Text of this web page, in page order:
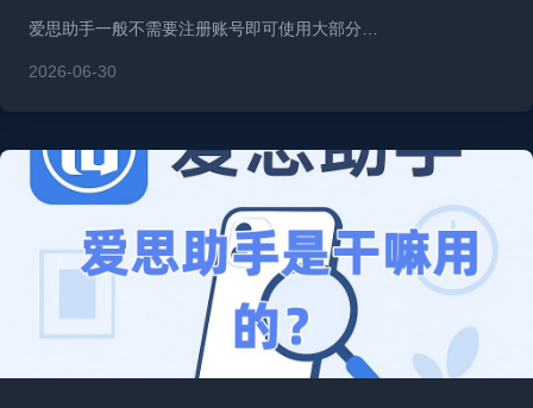
爱思助手一般不需要注册账号即可使用大部分…
2026-06-30